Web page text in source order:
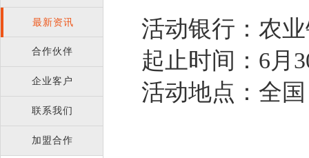
最新资讯
合作伙伴
企业客户
联系我们
加盟合作
活动银行：农
起止时间：6月
活动地点：全国